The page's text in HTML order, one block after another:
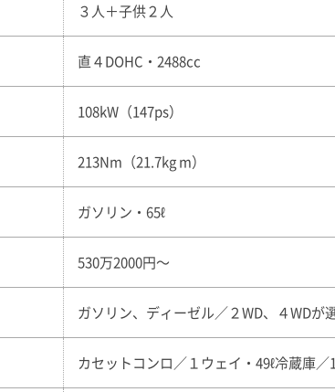
３人＋子供２人
直４DOHC・2488cc
108kW（147ps）
213Nm（21.7kg m）
ガソリン・65ℓ
530万2000円〜
ガソリン、ディーゼル／２WD、４WDが
カセットコンロ／１ウェイ・49ℓ冷蔵庫